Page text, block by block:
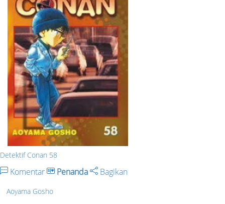
Detektif Conan 58
Komentar Penanda Bagikan
Aoyama Gosho